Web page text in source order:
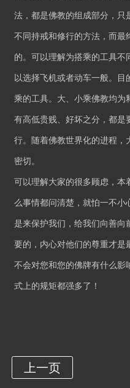
法，都是佛教的组成部分，只
不同持戒和修行的方法，而最
的。可以理解为搭乘的工具
以选择飞机或者动车一般。
乘的工具。大、小乘佛教均为
有高低贵贱、好坏之分，都是
行。随着佛教世界化的进程，
密切。
可以理解大家的很多顾虑，本
么事情都问清楚，就怕一不小
是来保护我们，给我们向善
要的，内心对他们的尊重才是
不会对您和您的佛牌有什么影
式上的规矩都强多了！